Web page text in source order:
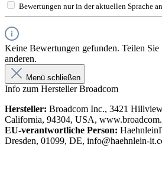
Bewertungen nur in der aktuellen Sprache
Keine Bewertungen gefunden. Teilen
anderen.
Menü schließen
Info zum Hersteller Broadcom
Hersteller: Broadcom Inc., 3421
California, 94304, USA,
EU-verantwortliche Person:
Dresden, 01099, DE, info@haehnlein-